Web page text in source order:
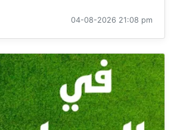
04-08-2026 21:08 pm